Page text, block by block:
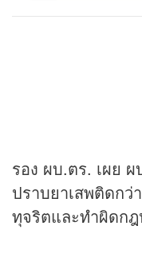
รอง ผบ.ตร. เผย
ปราบยาเสพติดก
ทุจริตและทำผิดกฎ